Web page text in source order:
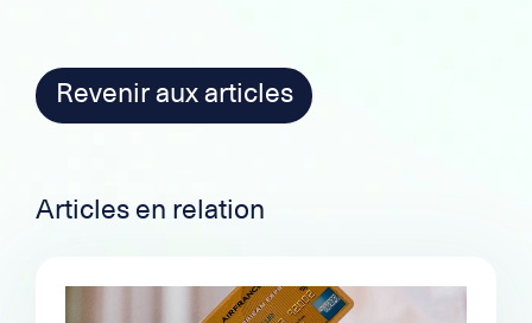
Revenir aux articles
Articles en relation